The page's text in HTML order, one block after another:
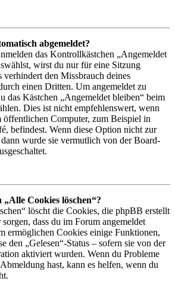
abgemeldet?
das Kontrollkästchen „Angemeldet
wirst du nur für eine Sitzung
verhindert den Missbrauch deines
einen Dritten. Um angemeldet zu
das Kästchen „Angemeldet bleiben“ beim
Dies ist nicht empfehlenswert, wenn
öffentlichen Computer, zum Beispiel in
befindest. Wenn diese Option nicht zur
wurde sie vermutlich von der Board-
Cookies löschen“?
löscht die Cookies, die phpBB erstellt
dass du im Forum angemeldet
ermöglichen Cookies einige Funktionen,
den „Gelesen“-Status – sofern sie von der
aktiviert wurden. Wenn du Probleme
hast, kann es helfen, wenn du